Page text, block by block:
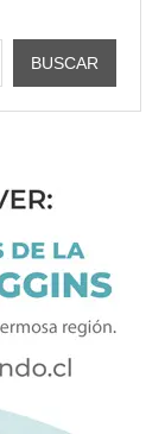
BUSCAR